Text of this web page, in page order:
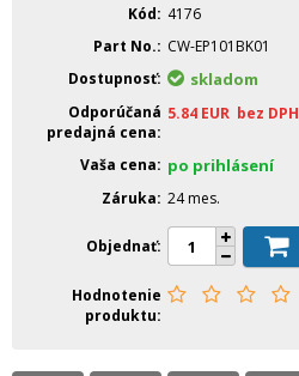
Kód
4176
Part No.
CW-EP101BK01
Dostupnosť
skladom
Odporúčaná
predajná cena
5.84 EUR bez DPH
Vaša cena po prihlásení
Záruka 24 mes.
Objednať
Hodnotenie
produktu